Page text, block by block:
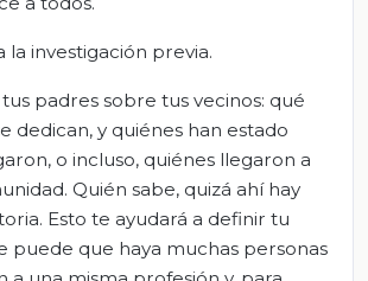
la investigación previa.
padres sobre tus vecinos: qué
dedican, y quiénes han estado
o incluso, quiénes llegaron a
Quién sabe, quizá ahí hay
Esto te ayudará a definir tu
puede que haya muchas personas